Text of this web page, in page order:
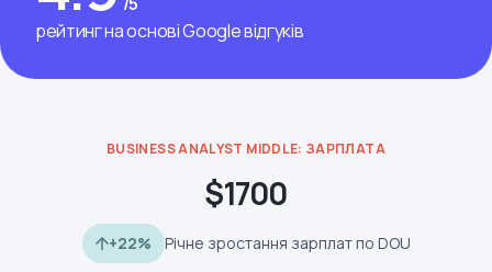
рейтинг на основі Google відгуків
BUSINESS ANALYST MIDDLE: ЗАРПЛАТА
$1700
+22% Річне зростання зарплат по DOU